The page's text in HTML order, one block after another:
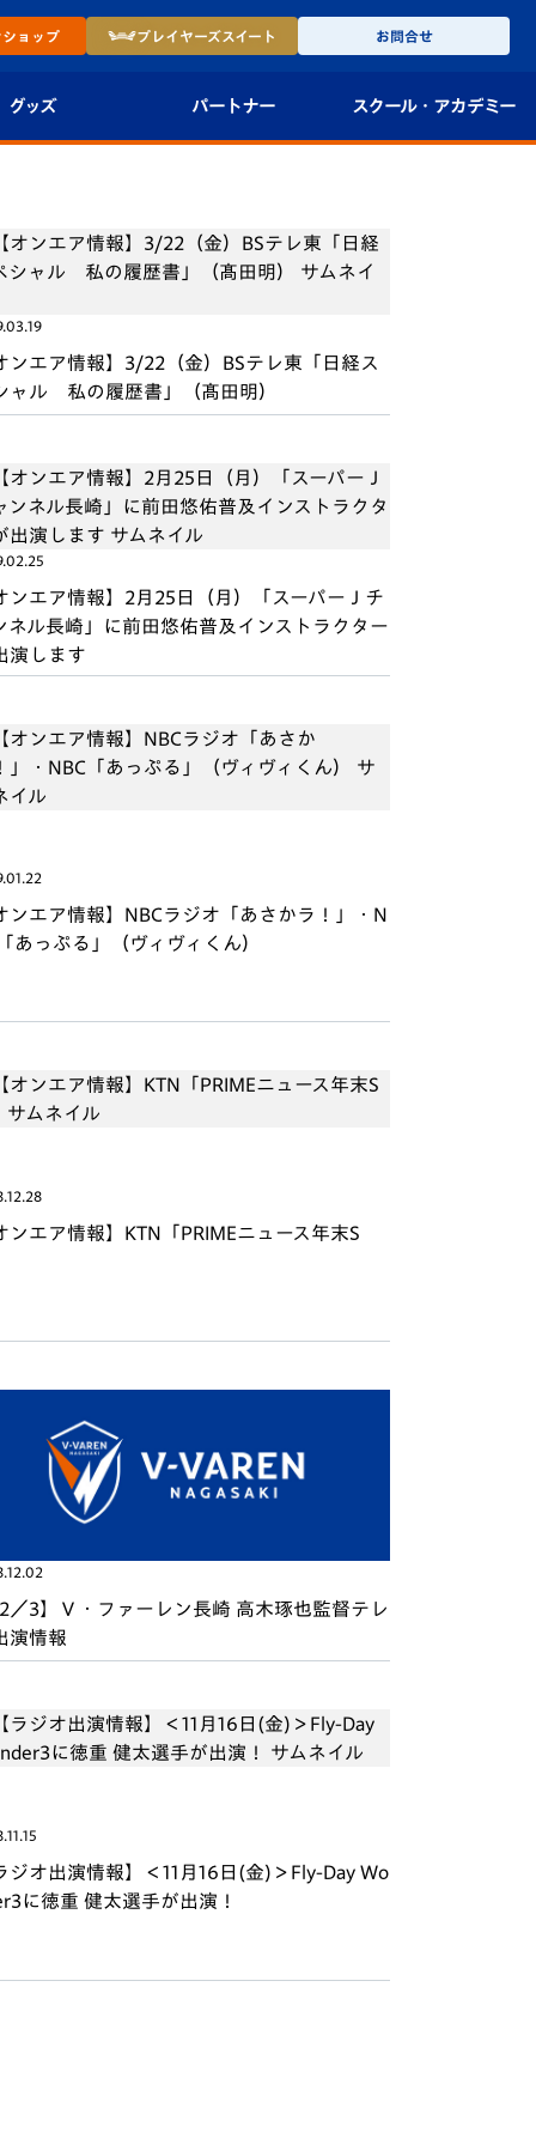
ショップ プレイヤーズスイート お問合せ
グッズ
ユニフォー
パートナー
パートナー募集
スクール・ アカデミー
U-18
U-12
スクール
ンエア情報】3/22（金）BSテレ東「日経ス
ャル 私の履歴書」（髙田明）
ンエア情報】2月25日（月）「スーパーＪチ
ネル長崎」に前田悠佑普及インストラクター
演します
ンエア情報】NBCラジオ「あさかラ！」・N
あっぷる」（ヴィヴィくん）
ンエア情報】KTN「PRIMEニュース年末S
／3】Ｖ・ファーレン長崎 高木琢也監督テレ
演情報
ジオ出演情報】＜11月16日(金)＞Fly-Day Wo
に徳重 健太選手が出演！